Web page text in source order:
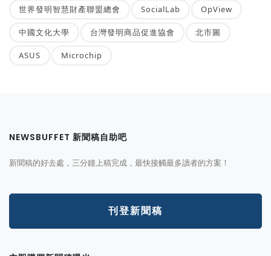
世界發明智慧財產聯盟總會 SocialLab OpView
中國文化大學 台灣發明商品促進協會 北市圖
ASUS Microchip
NEWSBUFFET 新聞稿自助吧
新聞稿的好去處，三分鐘上稿完成，最快接觸最多讀者的方案！
刊登新聞稿